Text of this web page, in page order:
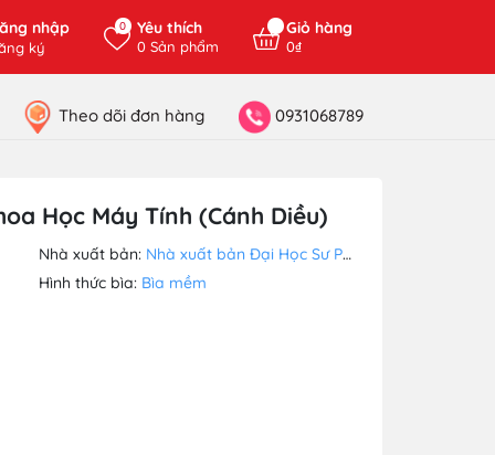
nhập
ký
0 Yêu thích
0Sản phẩm
Giỏ hàng
0₫
Theo dõi đơn hàng 0931068789
Học Máy Tính (Cánh Diều)
Nhà xuất bản: Nhà xuất bản Đại Học Sư Phạm
Hình thức bìa: Bìa mềm